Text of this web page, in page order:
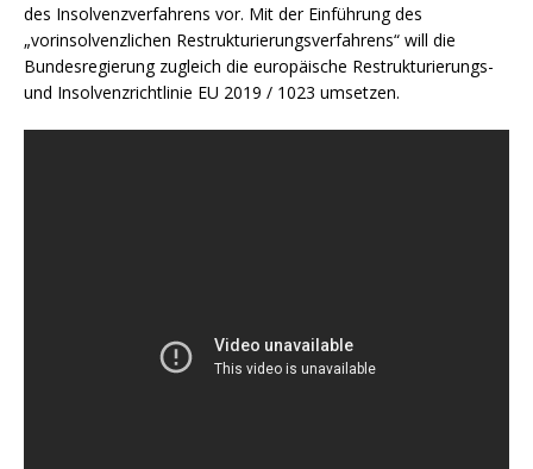
des Insolvenzverfahrens vor. Mit der Einführung des
„vorinsolvenzlichen Restrukturierungsverfahrens“ will die
Bundesregierung zugleich die europäische Restrukturierungs-
und Insolvenzrichtlinie EU 2019 / 1023 umsetzen.